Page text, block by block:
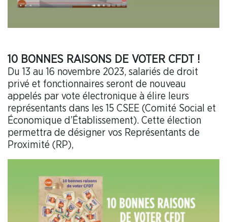
10 BONNES RAISONS DE VOTER CFDT !
Du 13 au 16 novembre 2023, salariés de droit
privé et fonctionnaires seront de nouveau
appelés par vote électronique à élire leurs
représentants dans les 15 CSEE (Comité Social et
Économique d’Établissement). Cette élection
permettra de désigner vos Représentants de
Proximité (RP),